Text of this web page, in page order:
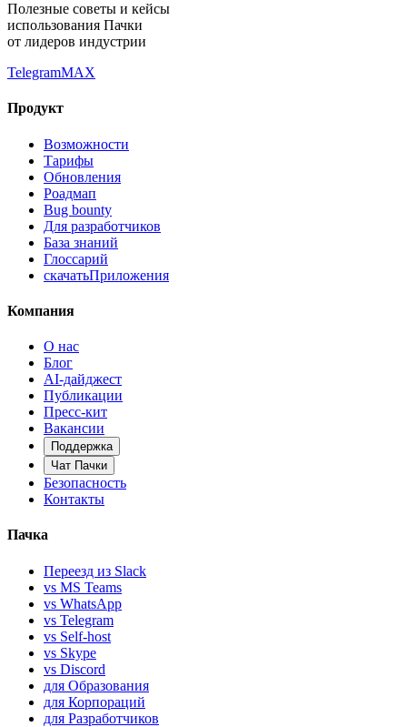
Полезные советы и кейсы
использования Пачки
от лидеров индустрии
TelegramMAX
Продукт
Возможности
Тарифы
Обновления
Роадмап
Bug bounty
Для разработчиков
База знаний
Глоссарий
скачатьПриложения
Компания
О нас
Блог
AI-дайджест
Публикации
Пресс-кит
Вакансии
Поддержка
Чат Пачки
Безопасность
Контакты
Пачка
Переезд из Slack
vs MS Teams
vs WhatsApp
vs Telegram
vs Self-host
vs Skype
vs Discord
для Образования
для Корпораций
для Разработчиков